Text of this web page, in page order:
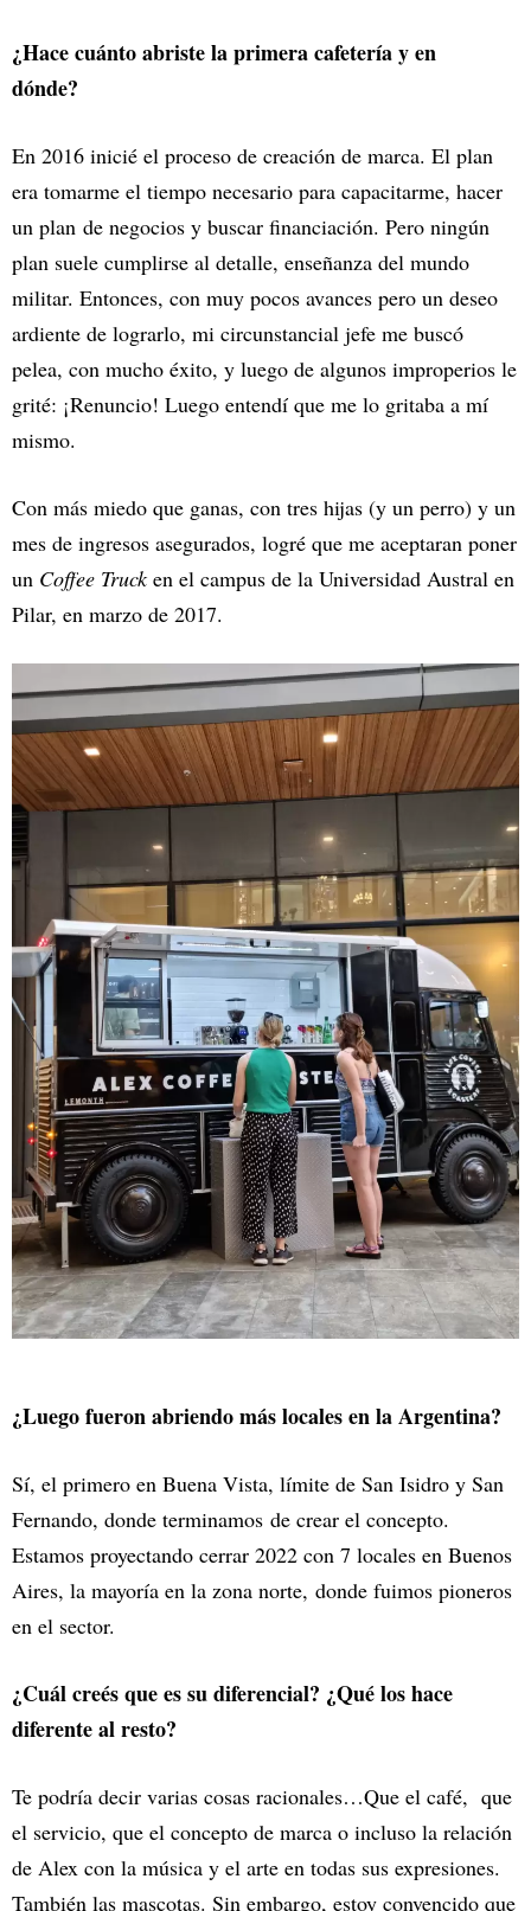
¿Hace cuánto abriste la primera cafetería y en
dónde?
En 2016 inicié el proceso de creación de marca. El plan
era tomarme el tiempo necesario para capacitarme, hacer
un plan de negocios y buscar financiación. Pero ningún
plan suele cumplirse al detalle, enseñanza del mundo
militar. Entonces, con muy pocos avances pero un deseo
ardiente de lograrlo, mi circunstancial jefe me buscó
pelea, con mucho éxito, y luego de algunos improperios le
grité: ¡Renuncio! Luego entendí que me lo gritaba a mí
mismo.
Con más miedo que ganas, con tres hijas (y un perro) y un
mes de ingresos asegurados, logré que me aceptaran poner
un Coffee Trucken el campus de la Universidad Austral en
Pilar, en marzo de 2017.
¿Luego fueron abriendo más locales en la Argentina?
Sí, el primero en Buena Vista, límite de San Isidro y San
Fernando, donde terminamos de crear el concepto.
Estamos proyectando cerrar 2022 con 7 locales en Buenos
Aires, la mayoría en la zona norte, donde fuimos pioneros
en el sector.
¿Cuál creés que es su diferencial? ¿Qué los hace
diferente al resto?
Te podría decir varias cosas racionales…Que el café, que
el servicio, que el concepto de marca o incluso la relación
de Alex con la música y el arte en todas sus expresiones.
También las mascotas. Sin embargo, estoy convencido que